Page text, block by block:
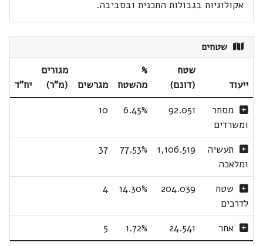
אקולוגיות בגבולות התכנית ובסביבה.
שטחים
ייעוד
שטח
(דונם)
%
מהשטח
מגרשים
מגורים
(מ"ר)
יח"ד
מסחר
ומשרדים
92.051
6.45%
10
תעשיה
ומלאכה
1,106.519
77.53%
37
שטח
לדרכים
204.039
14.30%
4
אחר 24.541
1.72%
5